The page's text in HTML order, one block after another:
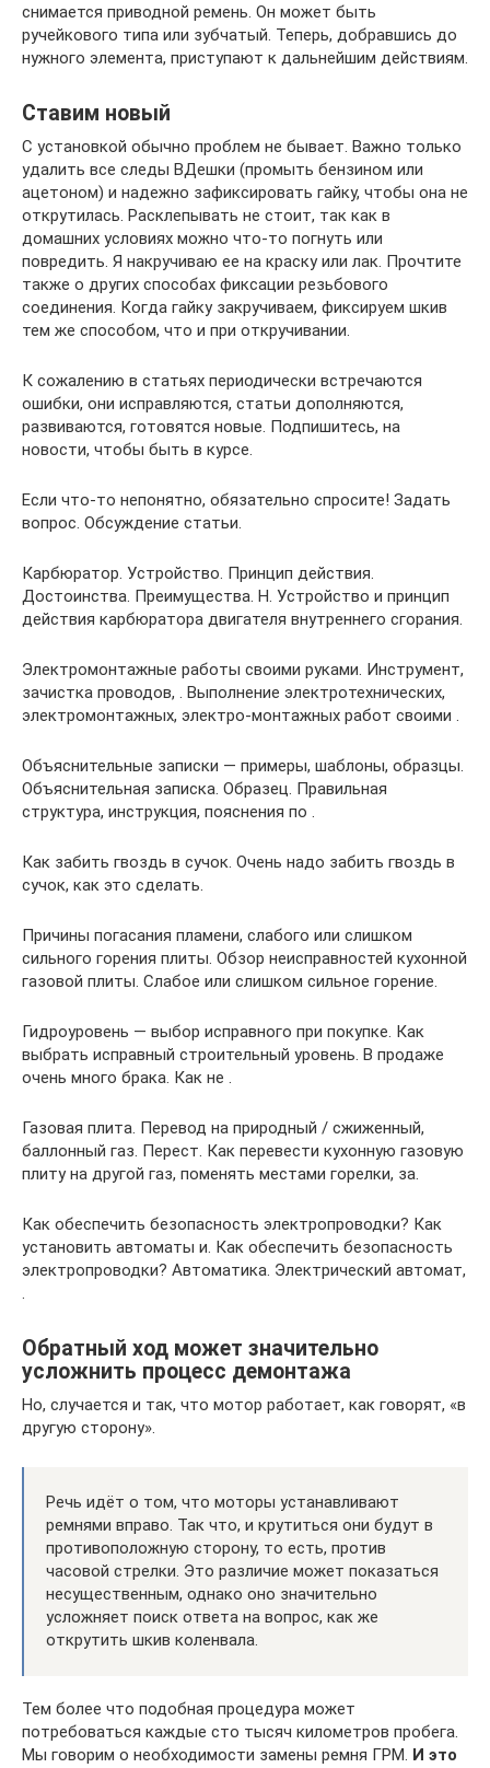
снимается приводной ремень. Он может быть
ручейкового типа или зубчатый. Теперь, добравшись до
нужного элемента, приступают к дальнейшим действиям.
Ставим новый
С установкой обычно проблем не бывает. Важно только
удалить все следы ВДешки (промыть бензином или
ацетоном) и надежно зафиксировать гайку, чтобы она не
открутилась. Расклепывать не стоит, так как в
домашних условиях можно что-то погнуть или
повредить. Я накручиваю ее на краску или лак. Прочтите
также о других способах фиксации резьбового
соединения. Когда гайку закручиваем, фиксируем шкив
тем же способом, что и при откручивании.
К сожалению в статьях периодически встречаются
ошибки, они исправляются, статьи дополняются,
развиваются, готовятся новые. Подпишитесь, на
новости, чтобы быть в курсе.
Если что-то непонятно, обязательно спросите! Задать
вопрос. Обсуждение статьи.
Карбюратор. Устройство. Принцип действия.
Достоинства. Преимущества. Н. Устройство и принцип
действия карбюратора двигателя внутреннего сгорания.
Электромонтажные работы своими руками. Инструмент,
зачистка проводов, . Выполнение электротехнических,
электромонтажных, электро-монтажных работ своими .
Объяснительные записки — примеры, шаблоны, образцы.
Объяснительная записка. Образец. Правильная
структура, инструкция, пояснения по .
Как забить гвоздь в сучок. Очень надо забить гвоздь в
сучок, как это сделать.
Причины погасания пламени, слабого или слишком
сильного горения плиты. Обзор неисправностей кухонной
газовой плиты. Слабое или слишком сильное горение.
Гидроуровень — выбор исправного при покупке. Как
выбрать исправный строительный уровень. В продаже
очень много брака. Как не .
Газовая плита. Перевод на природный / сжиженный,
баллонный газ. Перест. Как перевести кухонную газовую
плиту на другой газ, поменять местами горелки, за.
Как обеспечить безопасность электропроводки? Как
установить автоматы и. Как обеспечить безопасность
электропроводки? Автоматика. Электрический автомат,
.
Обратный ход может значительно
усложнить процесс демонтажа
Но, случается и так, что мотор работает, как говорят, «в
другую сторону».
Речь идёт о том, что моторы устанавливают
ремнями вправо. Так что, и крутиться они будут в
противоположную сторону, то есть, против
часовой стрелки. Это различие может показаться
несущественным, однако оно значительно
усложняет поиск ответа на вопрос, как же
открутить шкив коленвала.
Тем более что подобная процедура может
потребоваться каждые сто тысяч километров пробега.
Мы говорим о необходимости замены ремня ГРМ. И это